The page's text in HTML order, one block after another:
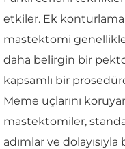
etkiler. Ek
mastektomi
daha belirgin bir
kapsamlı bir
Meme uçlarını
mastektomiler,
adımlar ve